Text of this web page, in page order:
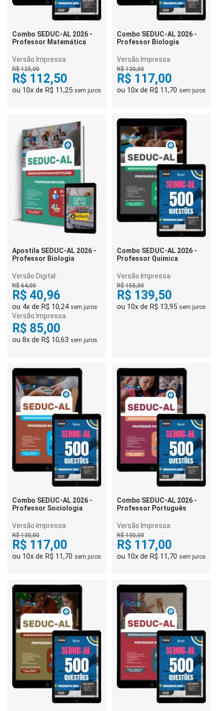
Combo SEDUC-AL 2026 -
Professor Matemática
Versão Impressa:
R$ 125,00
R$ 112,50
ou 10x de R$ 11,25 sem juros
Combo SEDUC-AL 2026 -
Professor Biologia
Versão Impressa:
R$ 130,00
R$ 117,00
ou 10x de R$ 11,70 sem juros
Apostila SEDUC-AL 2026 -
Professor Biologia
Versão Digital:
R$ 64,00
R$ 40,96
ou 4x de R$ 10,24 sem juros
Versão Impressa:
R$ 85,00
ou 8x de R$ 10,63 sem juros
Combo SEDUC-AL 2026 -
Professor Química
Versão Impressa:
R$ 155,00
R$ 139,50
ou 10x de R$ 13,95 sem juros
Combo SEDUC-AL 2026 -
Professor Sociologia
Versão Impressa:
R$ 130,00
R$ 117,00
ou 10x de R$ 11,70 sem juros
Combo SEDUC-AL 2026 -
Professor Português
Versão Impressa:
R$ 130,00
R$ 117,00
ou 10x de R$ 11,70 sem juros